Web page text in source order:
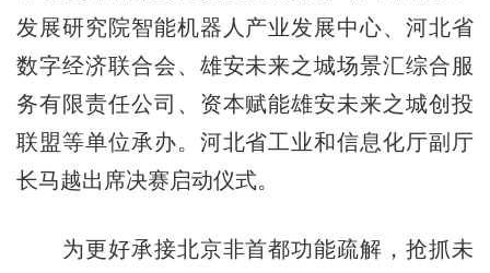
发展研究院智能机器人产业发展中心、河北省
数字经济联合会、雄安未来之城场景汇综合服
务有限责任公司、资本赋能雄安未来之城创投
联盟等单位承办。河北省工业和信息化厅副厅
长马越出席决赛启动仪式。
为更好承接北京非首都功能疏解，抢抓未